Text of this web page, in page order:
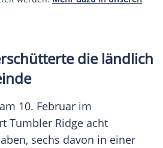
die ländlich
10. Februar im
Tumbler Ridge acht
sechs davon in einer